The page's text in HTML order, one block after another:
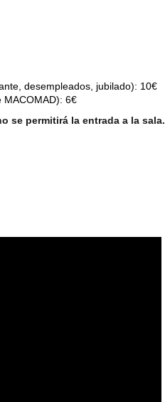
desempleados, jubilado): 10€
MACOMAD): 6€
se permitirá la entrada a la sala.